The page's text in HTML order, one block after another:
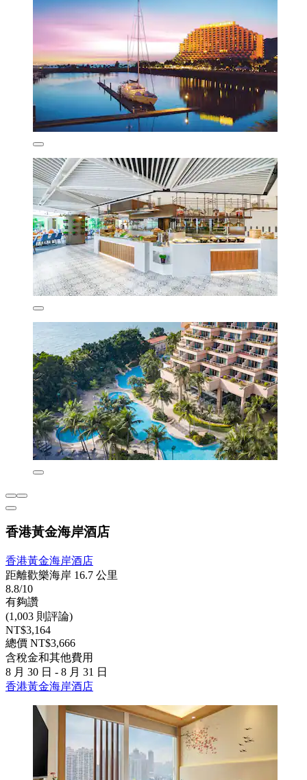
香港黃金海岸酒店
香港黃金海岸酒店
距離歡樂海岸 16.7 公里
8.8/10
有夠讚
(1,003 則評論)
NT$3,164
總價 NT$3,666
含稅金和其他費用
8 月 30 日 - 8 月 31 日
香港黃金海岸酒店